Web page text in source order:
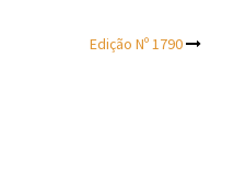
Edição Nº 1790